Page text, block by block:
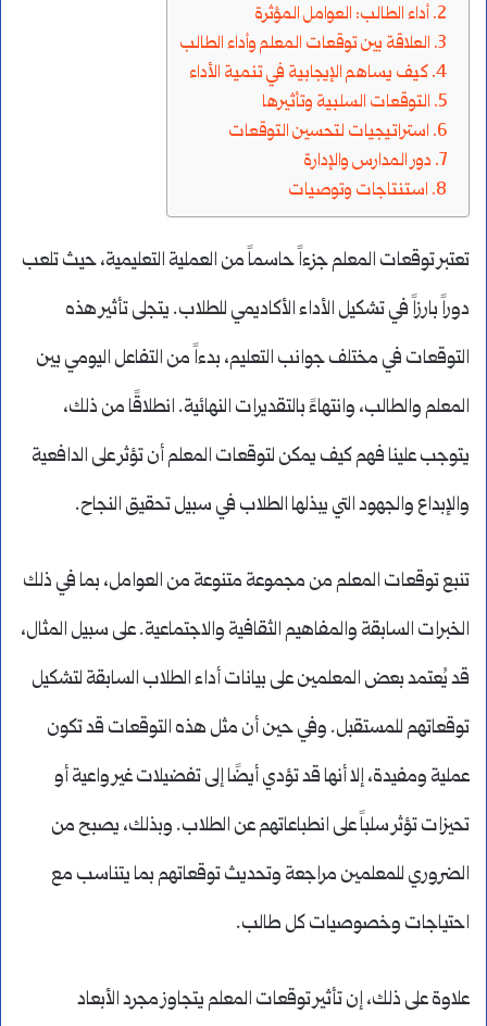
أداء الطالب: العوامل المؤثرة
العلاقة بين توقعات المعلم وأداء الطالب
كيف يساهم الإيجابية في تنمية الأداء
التوقعات السلبية وتأثيرها
استراتيجيات لتحسين التوقعات
دور المدارس والإدارة
استنتاجات وتوصيات
تعتبر توقعات المعلم جزءاً حاسماً من العملية التعليمية، حيث تلعب
دوراً بارزاً في تشكيل الأداء الأكاديمي للطلاب. يتجلى تأثير هذه
التوقعات في مختلف جوانب التعليم، بدءاً من التفاعل اليومي بين
المعلم والطالب، وانتهاءً بالتقديرات النهائية. انطلاقًا من ذلك،
يتوجب علينا فهم كيف يمكن لتوقعات المعلم أن تؤثر على الدافعية
والإبداع والجهود التي يبذلها الطلاب في سبيل تحقيق النجاح.
تنبع توقعات المعلم من مجموعة متنوعة من العوامل، بما في ذلك
الخبرات السابقة والمفاهيم الثقافية والاجتماعية. على سبيل المثال،
قد يُعتمد بعض المعلمين على بيانات أداء الطلاب السابقة لتشكيل
توقعاتهم للمستقبل. وفي حين أن مثل هذه التوقعات قد تكون
عملية ومفيدة، إلا أنها قد تؤدي أيضًا إلى تفضيلات غير واعية أو
تحيزات تؤثر سلباً على انطباعاتهم عن الطلاب. وبذلك، يصبح من
الضروري للمعلمين مراجعة وتحديث توقعاتهم بما يتناسب مع
احتياجات وخصوصيات كل طالب.
علاوة على ذلك، إن تأثير توقعات المعلم يتجاوز مجرد الأبعاد